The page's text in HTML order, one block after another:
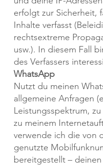
erfolgt zur Sicherheit,
Inhalte verfasst
rechtsextreme
usw.). In diesem Fall
des Verfassers
WhatsApp
Nutzt du meinen
allgemeine Anfragen
Leistungsspektrum,
zu meinem
verwende ich die von
genutzte
bereitgestellt –